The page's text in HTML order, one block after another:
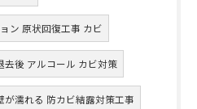
ン 原状回復工事 カビ
去後 アルコール カビ対策
が濡れる 防カビ結露対策工事